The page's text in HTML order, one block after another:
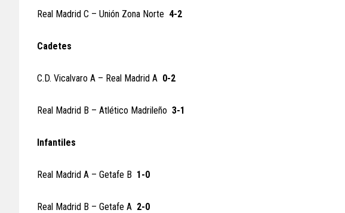
Real Madrid C – Unión Zona Norte 4-2
Cadetes
C.D. Vicalvaro A – Real Madrid A 0-2
Real Madrid B – Atlético Madrileño 3-1
Infantiles
Real Madrid A – Getafe B 1-0
Real Madrid B – Getafe A 2-0